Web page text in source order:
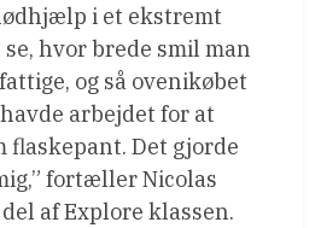
i et ekstremt
hvor brede smil man
og så ovenikøbet
arbejdet for at
flaskepant. Det gjorde
fortæller Nicolas
af Explore klassen.